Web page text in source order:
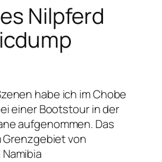
Nilpferd
habe ich im Chobe
einer Bootstour in der
aufgenommen. Das
von